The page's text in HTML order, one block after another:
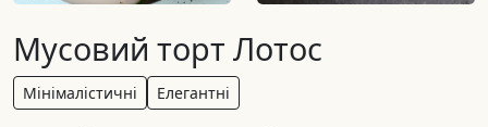
Мусовий торт Лотос
Мінімалістичні Елегантні